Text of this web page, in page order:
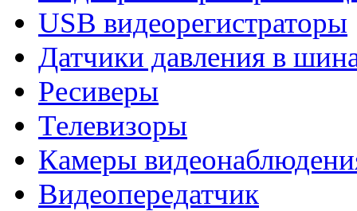
USB видеорегистраторы
Датчики давления в
Ресиверы
Телевизоры
Камеры
Видеопередатчик